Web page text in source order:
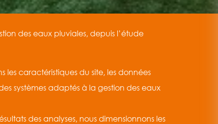
des eaux pluviales, depuis l’étude
les caractéristiques du site, les données
systèmes adaptés à la gestion des eaux
des analyses, nous dimensionnons les